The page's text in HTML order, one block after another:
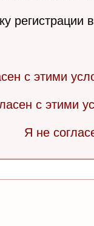
регистрации
с этими
с этими
Я не